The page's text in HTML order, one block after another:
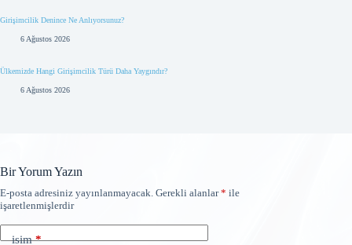
Girişimcilik Denince Ne Anlıyorsunuz?
6 Ağustos 2026
Ülkemizde Hangi Girişimcilik Türü Daha Yaygındır?
6 Ağustos 2026
Bir Yorum Yazın
E-posta adresiniz yayınlanmayacak. Gerekli alanlar* ile
işaretlenmişlerdir
isim*